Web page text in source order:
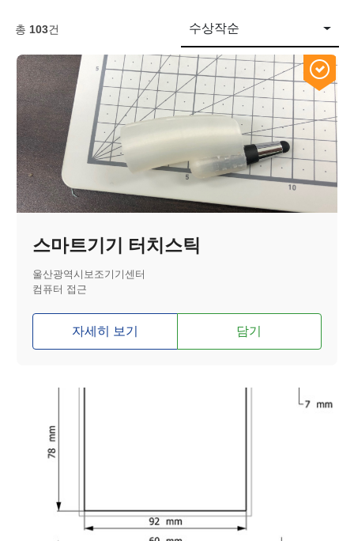
총 103건 수상작순
스마트기기 터치스틱
울산광역시보조기기센터
컴퓨터 접근
자세히 보기 담기